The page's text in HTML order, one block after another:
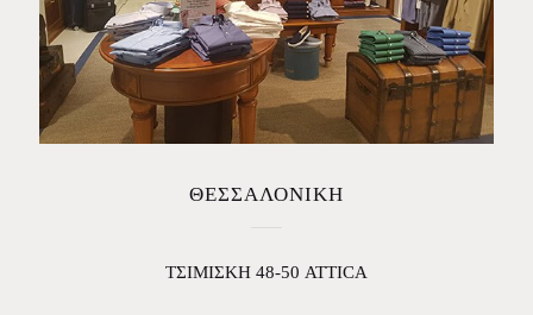
ΘΕΣΣΑΛΟΝΙΚΗ
ΤΣΙΜΙΣΚΗ 48-50 ATTICA